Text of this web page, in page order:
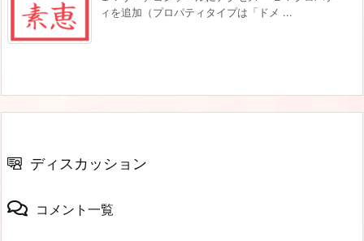
ィを追加（プロパティタイプは「ドメ ...
ディスカッション
コメント一覧